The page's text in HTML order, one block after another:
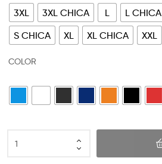
3XL 3XL CHICA L L CHICA
S CHICA
XL XL CHICA XXL
COLOR